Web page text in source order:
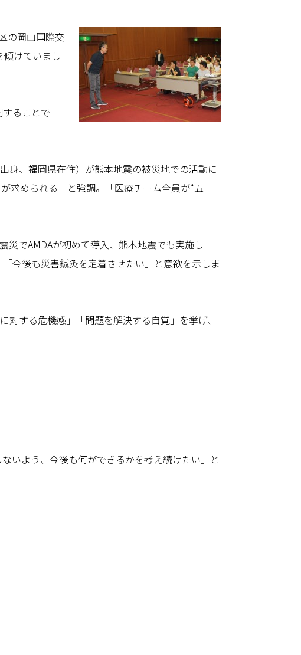
の岡山国際交
けていまし
ることで
身、福岡県在住）が熊本地震の被災地での活動に
求められる」と強調。「医療チーム全員が“五
災でAMDAが初めて導入、熊本地震でも実施し
今後も災害鍼灸を定着させたい」と意欲を示しま
する危機感」「問題を解決する自覚」を挙げ、
いよう、今後も何ができるかを考え続けたい」と